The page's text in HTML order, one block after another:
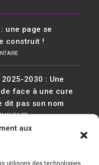
aux
utilisons des technologies
une page se
construit !
2030 : Une
face à une cure
dit pas son nom